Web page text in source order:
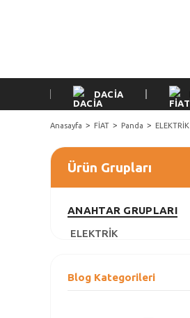
DACİA
Anasayfa FİAT Panda ELEKTRİK
Ürün Grupları
ANAHTAR GRUPLARI
ELEKTRİK
Blog Kategorileri